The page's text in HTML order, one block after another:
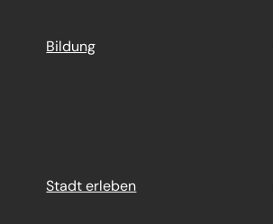
Bildung
Stadt erleben